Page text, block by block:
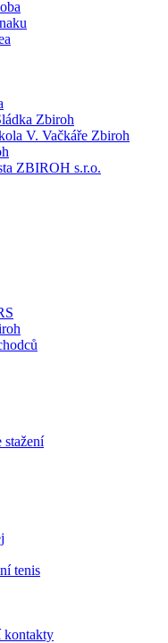
Zbiroh
V. Vačkáře Zbiroh
ZBIROH s.r.o.
stažení
tenis
kontakty